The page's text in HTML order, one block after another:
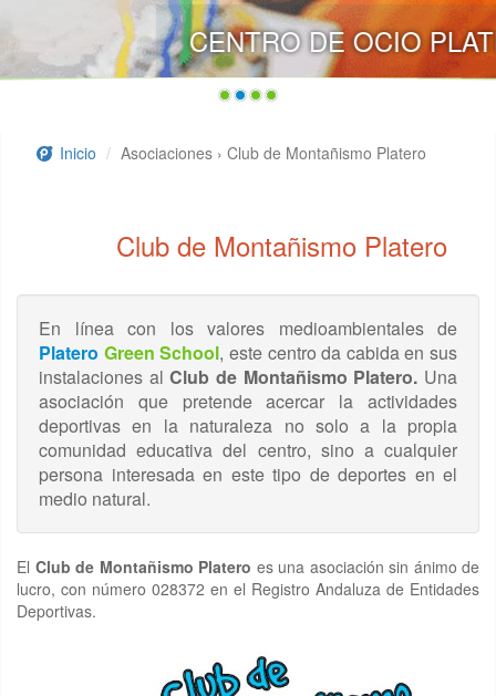
CENTRO DE OCIO PLATEROTECA
Inicio Asociaciones › Club de Montañismo Platero
Club de Montañismo Platero
En línea con los valores medioambientales de
Platero Green School, este centro da cabida en sus
instalaciones alClub de Montañismo Platero. Una
asociación que pretende acercar la actividades
deportivas en la naturaleza no solo a la propia
comunidad educativa del centro, sino a cualquier
persona interesada en este tipo de deportes en el
medio natural.
El Club de Montañismo Platero es una asociación sin ánimo de
lucro, con número 028372 en el Registro Andaluza de Entidades
Deportivas.